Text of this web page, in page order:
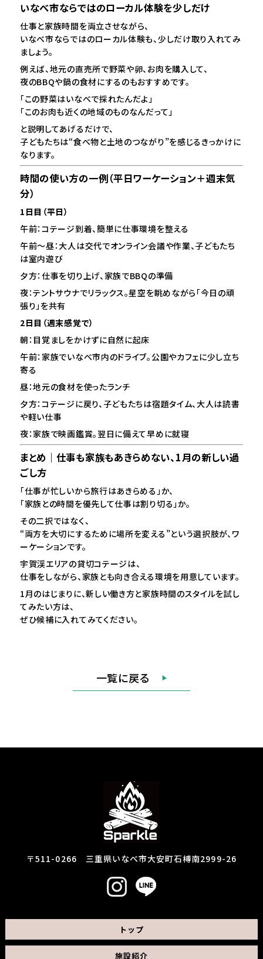
いなべ市ならではのローカル体験を少しだけ
仕事と家族時間を両立させながら、
いなべ市ならではのローカル体験も、少しだけ取り入れてみ
ましょう。
例えば、地元の直売所で野菜や卵、お肉を購入して、
夜のBBQや鍋の食材にするのもおすすめです。
「この野菜はいなべで採れたんだよ」
「このお肉も近くの地域のものなんだって」
と説明してあげるだけで、
子どもたちは“食べ物と土地のつながり”を感じるきっかけに
なります。
時間の使い方の一例（平日ワーケーション＋週末気
分）
1日目（平日）
午前：コテージ到着、簡単に仕事環境を整える
午前〜昼：大人は交代でオンライン会議や作業、子どもたち
は室内遊び
夕方：仕事を切り上げ、家族でBBQの準備
夜：テントサウナでリラックス。星空を眺めながら「今日の頑
張り」を共有
2日目（週末感覚で）
朝：目覚ましをかけずに自然に起床
午前：家族でいなべ市内のドライブ。公園やカフェに少し立ち
寄る
昼：地元の食材を使ったランチ
夕方：コテージに戻り、子どもたちは宿題タイム、大人は読書
や軽い仕事
夜：家族で映画鑑賞。翌日に備えて早めに就寝
まとめ｜仕事も家族もあきらめない、1月の新しい過
ごし方
「仕事が忙しいから旅行はあきらめる」か、
「家族との時間を優先して仕事は割り切る」か。
その二択ではなく、
“両方を大切にするために場所を変える”という選択肢が、ワ
ーケーションです。
宇賀渓エリアの貸切コテージは、
仕事をしながら、家族とも向き合える環境を用意しています。
1月のはじまりに、新しい働き方と家族時間のスタイルを試し
てみたい方は、
ぜひ候補に入れてみてください。
一覧に戻る
〒511-0266 三重県いなべ市大安町石榑南2999-26
トップ
施設紹介